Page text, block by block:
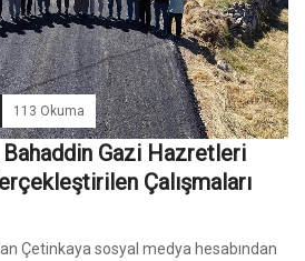
113 Okuma
Bahaddin Gazi Hazretleri
Çalışmaları
Çetinkaya sosyal medya hesabından